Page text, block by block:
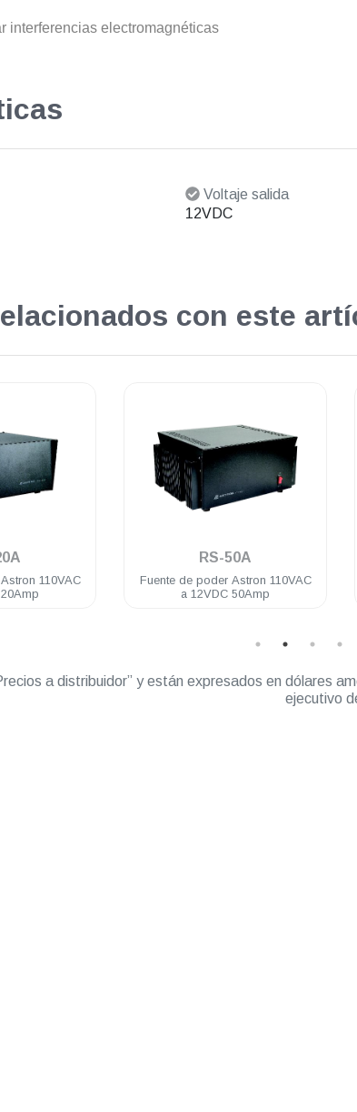
interferencias electromagnéticas
Voltaje salida
12VDC
con este
110VAC
RS-50A
Fuente de poder Astron 110VAC
a 12VDC 50Amp
a distribuidor” y están expresados en dólares
ejecutivo